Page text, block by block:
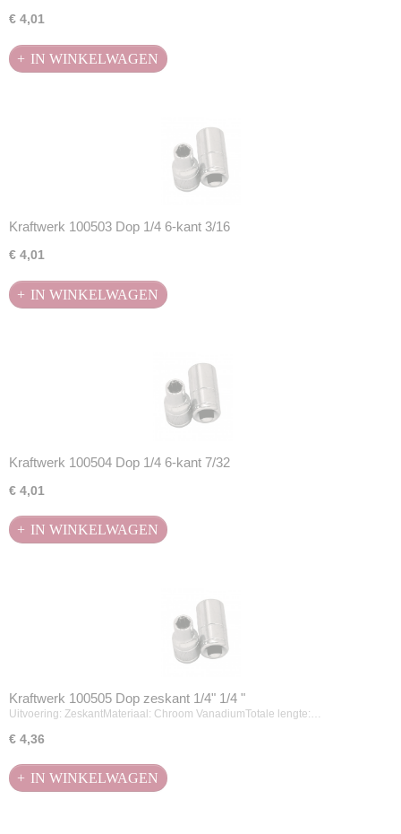
€ 4,01
IN WINKELWAGEN
Kraftwerk 100503 Dop 1/4 6-kant 3/16
€ 4,01
IN WINKELWAGEN
Kraftwerk 100504 Dop 1/4 6-kant 7/32
€ 4,01
IN WINKELWAGEN
Kraftwerk 100505 Dop zeskant 1/4" 1/4 "
Uitvoering: ZeskantMateriaal: Chroom VanadiumTotale lengte:…
€ 4,36
IN WINKELWAGEN